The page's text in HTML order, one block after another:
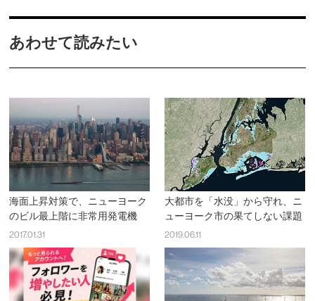
あわせて読みたい
海面上昇対策で、ニューヨーク
のビル最上階に非常用発電機
2017.01.31
大都市を「水没」から守れ、ニ
ューヨーク市の果てしない課題
2019.06.11